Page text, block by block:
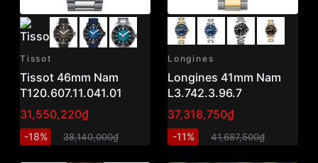
Tissot
Tissot 46mm Nam
T120.607.11.041.01
31,550,220₫
-18% 38,140,000₫
Longines
Longines 41mm Nam
L3.742.3.96.7
37,318,750₫
-11% 41,687,500₫